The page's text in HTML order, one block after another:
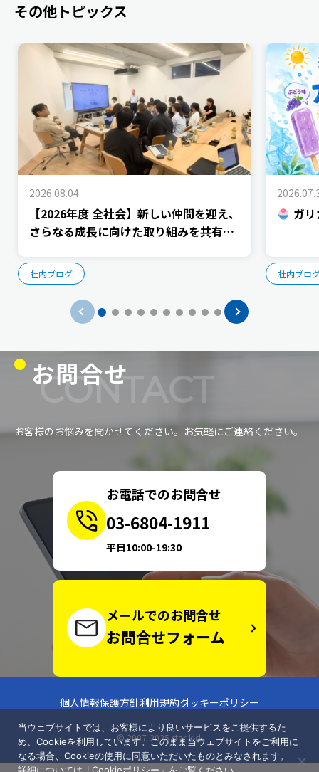
その他トピックス
2026.08.04
【2026年度 全社会】新しい仲間を迎え、
さらなる成長に向けた取り組みを共有し
ました
社内ブログ
ガ
社内ブロ
お問合せ
CONTACT
お客様のお悩みを聞かせてください。お気軽にご連絡ください。
お電話でのお問合せ
03-6804-1911
平日10:00-19:30
メールでのお問合せ
お問合せフォーム
個人情報保護方針利用規約クッキーポリシー
© 2007-2025 star-kid.
当ウェブサイトでは、お客様により良いサービスをご提供するた
め、Cookieを利用しています。このまま当ウェブサイトをご利用に
なる場合、Cookieの使用に同意いただいたものとみなされます。